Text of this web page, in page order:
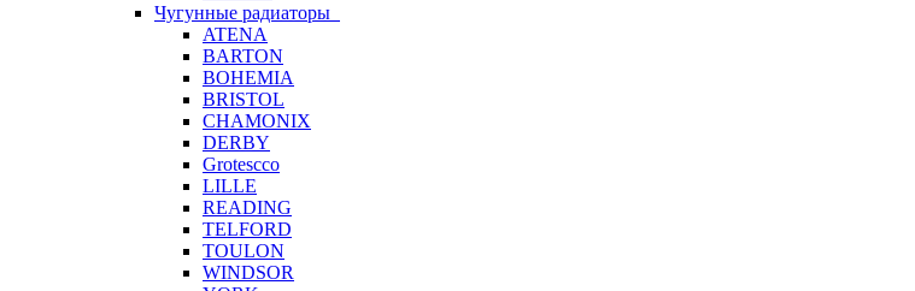
Чугунные радиаторы
ATENA
BARTON
BOHEMIA
BRISTOL
CHAMONIX
DERBY
Grotescco
LILLE
READING
TELFORD
TOULON
WINDSOR